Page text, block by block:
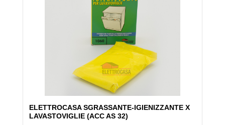
ELETTROCASA SGRASSANTE-IGIENIZZANTE X
LAVASTOVIGLIE (ACC AS 32)